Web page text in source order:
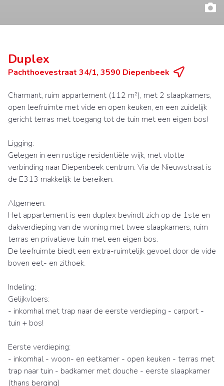
Duplex
Pachthoevestraat 34/1, 3590 Diepenbeek
Charmant, ruim appartement (112 m²), met 2 slaapkamers,
open leefruimte met vide en open keuken, en een zuidelijk
gericht terras met toegang tot de tuin met een eigen bos!
Ligging:
Gelegen in een rustige residentiële wijk, met vlotte
verbinding naar Diepenbeek centrum. Via de Nieuwstraat is
de E313 makkelijk te bereiken.
Algemeen:
Het appartement is een duplex bevindt zich op de 1ste en
dakverdieping van de woning met twee slaapkamers, ruim
terras en privatieve tuin met een eigen bos.
De leefruimte biedt een extra-ruimtelijk gevoel door de vide
boven eet- en zithoek.
Indeling:
Gelijkvloers:
- inkomhal met trap naar de eerste verdieping - carport -
tuin + bos!
Eerste verdieping:
- inkomhal - woon- en eetkamer - open keuken - terras met
trap naar tuin - badkamer met douche - eerste slaapkamer
(thans berging)